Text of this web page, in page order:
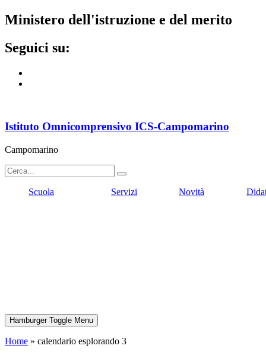
ministero dell'istruzione e del merito
seguici su:
Istituto Omnicomprensivo ICS-Campomarino
Campomarino
Scuola Servizi Novità
Hamburger Toggle Menu
Home » calendario esplorando 3